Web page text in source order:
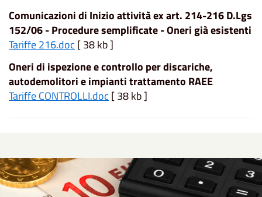
Comunicazioni di Inizio attività ex art. 214-216 D.Lgs
152/06 - Procedure semplificate - Oneri già esistenti
Tariffe 216.doc[ 38 kb ]
Oneri di ispezione e controllo per discariche,
autodemolitori e impianti trattamento RAEE
Tariffe CONTROLLI.doc[ 38 kb ]